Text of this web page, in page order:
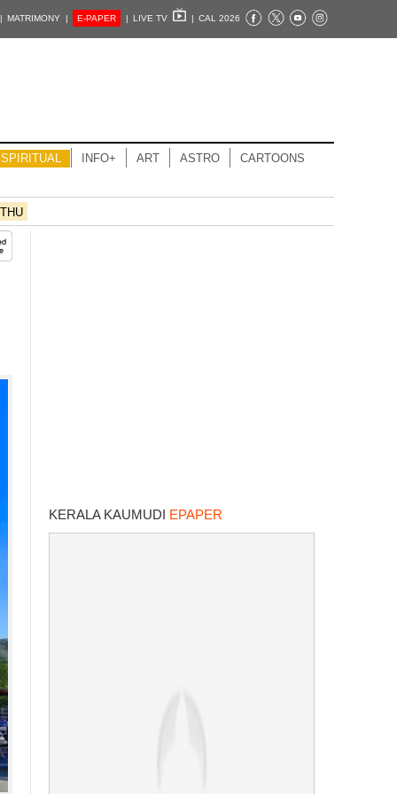
MATRIMONY | E-PAPER | LIVE TV | CAL 2026
SPIRITUAL INFO+ ART ASTRO CARTOONS
KERALA KAUMUDI EPAPER